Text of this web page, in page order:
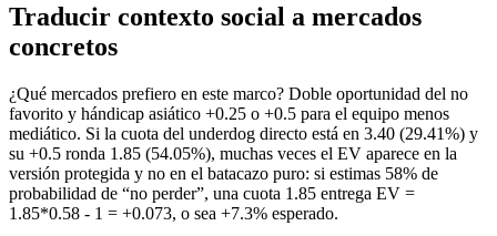
Traducir contexto social a mercados
concretos
¿Qué mercados prefiero en este marco? Doble oportunidad del no
favorito y hándicap asiático +0.25 o +0.5 para el equipo menos
mediático. Si la cuota del underdog directo está en 3.40 (29.41%) y
su +0.5 ronda 1.85 (54.05%), muchas veces el EV aparece en la
versión protegida y no en el batacazo puro: si estimas 58% de
probabilidad de “no perder”, una cuota 1.85 entrega EV =
1.85*0.58 - 1 = +0.073, o sea +7.3% esperado.